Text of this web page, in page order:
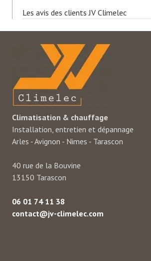
Les avis des clients JV Climelec
Climatisation & chauffage
Installation, entretien et dépannage
Arles - Avignon - Nimes - Tarascon
40 rue de la Bouvine
13150 Tarascon
06 01 74 11 38
contact@jv-climelec.com